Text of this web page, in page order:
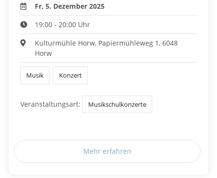
Fr, 5. Dezember 2025
19:00 - 20:00 Uhr
Kulturmühle Horw, Papiermühleweg 1, 6048
Horw
Musik Konzert
Veranstaltungsart: Musikschulkonzerte
Mehr erfahren